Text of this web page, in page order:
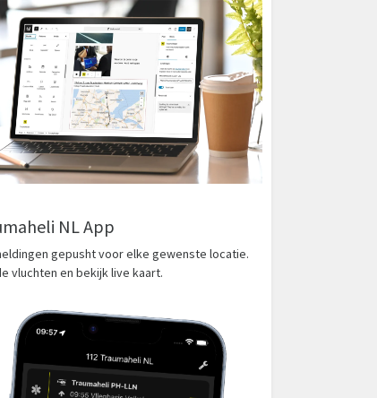
NL App
gepusht voor elke gewenste locatie.
vluchten en bekijk live kaart.